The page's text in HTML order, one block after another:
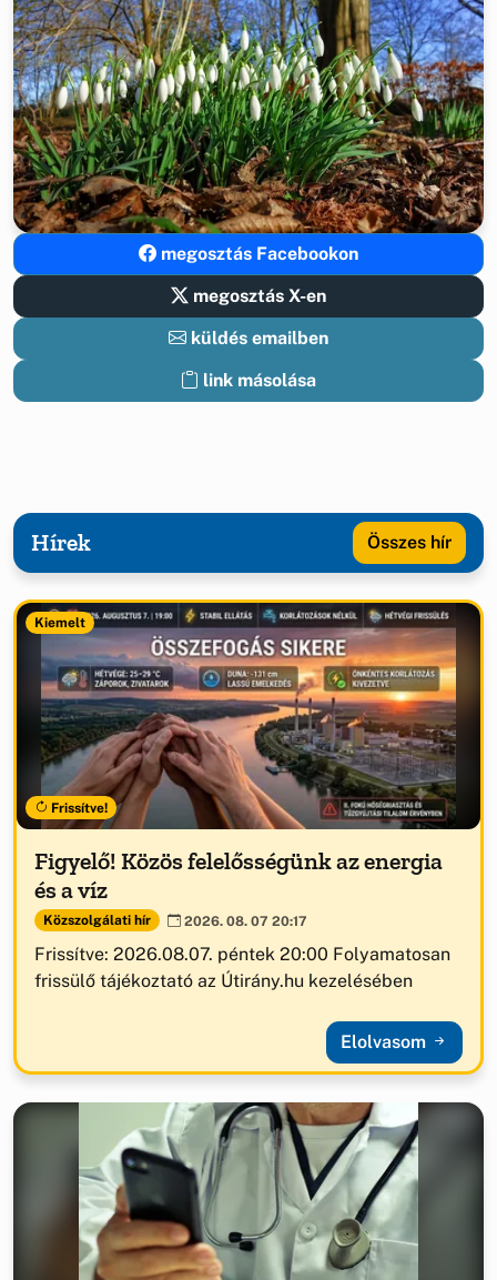
megosztás Facebookon
megosztás X-en
küldés emailben
link másolása
Hírek Összes hír
Kiemelt
Frissítve!
Figyelő! Közös felelősségünk az energia
és a víz
Közszolgálati hír 2026. 08. 07 20:17
Frissítve: 2026.08.07. péntek 20:00 Folyamatosan
frissülő tájékoztató az Útirány.hu kezelésében
Elolvasom